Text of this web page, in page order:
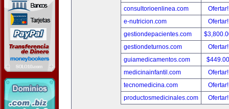
consultorioenlinea.com
e-nutricion.com
gestiondepacientes.com
gestiondeturnos.com
guiamedicamentos.com
medicinainfantil.com
tecnomedicina.com
productosmedicinales.com